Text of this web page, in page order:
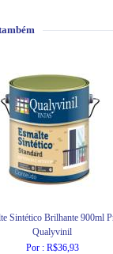
Sintético Brilhante 900ml
Qualyvinil
Por : R$36,93